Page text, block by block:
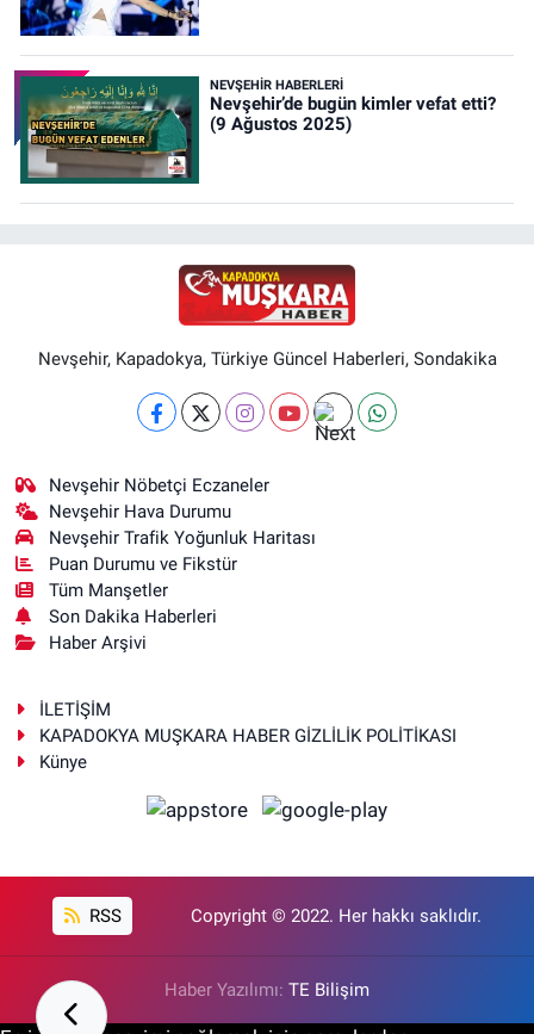
NEVŞEHIR HABERLERI
Nevşehir’de bugün kimler vefat etti?
(9 Ağustos 2025)
Nevşehir, Kapadokya, Türkiye Güncel Haberleri, Sondakika
Nevşehir Nöbetçi Eczaneler
Nevşehir Hava Durumu
Nevşehir Trafik Yoğunluk Haritası
Puan Durumu ve Fikstür
Tüm Manşetler
Son Dakika Haberleri
Haber Arşivi
İLETİŞİM
KAPADOKYA MUŞKARA HABER GİZLİLİK POLİTİKASI
Künye
RSS Copyright © 2022. Her hakkı saklıdır.
Haber Yazılımı: TE Bilişim